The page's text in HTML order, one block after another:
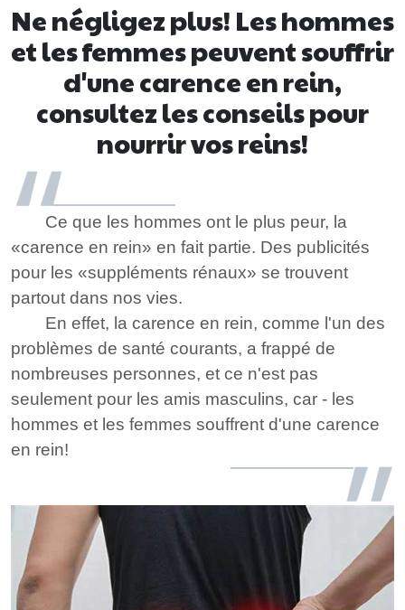
Maladie
cardiovasculaire
traitement
Aide pour
dormir
Compléments
alimentaires
pour
enfants
Gâteau
ejiao
gélifiés
Ne négligez plus! Les hommes
et les femmes peuvent souffrir
d'une carence en rein,
consultez les conseils pour
nourrir vos reins!
Ce que les hommes ont le plus peur, la
«carence en rein» en fait partie. Des publicités
pour les «suppléments rénaux» se trouvent
partout dans nos vies.
En effet, la carence en rein, comme l'un des
problèmes de santé courants, a frappé de
nombreuses personnes, et ce n'est pas
seulement pour les amis masculins, car - les
hommes et les femmes souffrent d'une carence
en rein!